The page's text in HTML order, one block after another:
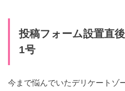
投稿フォーム設置直
1号
今まで悩んでいたデリケートゾ